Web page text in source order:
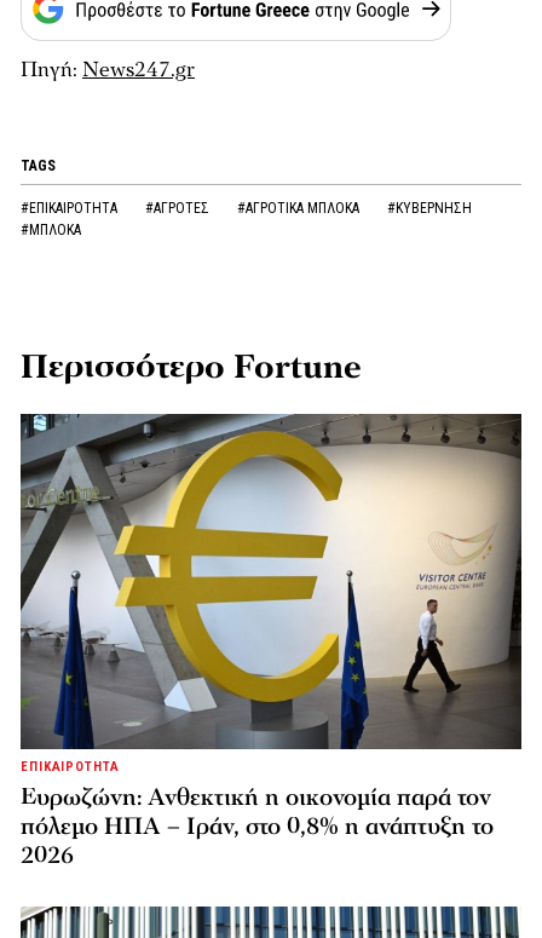
Πηγή: News247.gr
TAGS
#ΕΠΙΚΑΙΡΟΤΗΤΑ #ΑΓΡΟΤΕΣ #ΑΓΡΟΤΙΚΑ ΜΠΛΟΚΑ
#ΚΥΒΕΡΝΗΣΗ
#ΜΠΛΟΚΑ
Περισσότερο Fortune
ΕΠΙΚΑΙΡΟΤΗΤΑ
Ευρωζώνη: Ανθεκτική η οικονομία παρά τον
πόλεμο ΗΠΑ – Ιράν, στο 0,8% η ανάπτυξη το
2026